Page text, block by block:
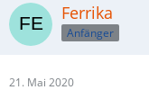
Ferrika
Anfänger
21. Mai 2020